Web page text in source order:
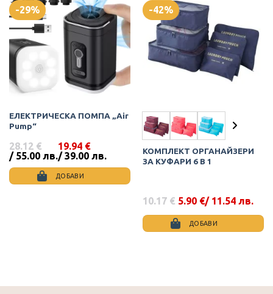
-29%
ЕЛЕКТРИЧЕСКА ПОМПА „Air
Pump“
28.12 €
/ 55.00 лв.
Original
price
was:
28.12 €
19.94 €
/ 39.00 лв.
Текущата
цена
е:
19.94 €
ДОБАВИ
-42%
КОМПЛЕКТ ОРГАНАЙЗЕРИ
ЗА КУФАРИ 6 В 1
10.17 €
Original
price
10.17 €.
5.90 €
Текущата
цена
5.90 €.
/ 11.54 лв.
ДОБАВИ
variants.